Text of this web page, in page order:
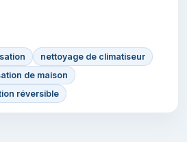
nettoyage de climatiseur
de maison
réversible